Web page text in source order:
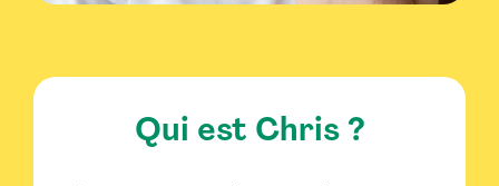
Qui est Chris ?